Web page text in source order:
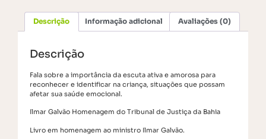
Descrição Informação adicional Avaliações (0)
Descrição
Fala sobre a importância da escuta ativa e amorosa para
reconhecer e identificar na criança, situações que possam
afetar sua saúde emocional.
Ilmar Galvão Homenagem do Tribunal de Justiça da Bahia
Livro em homenagem ao ministro Ilmar Galvão.